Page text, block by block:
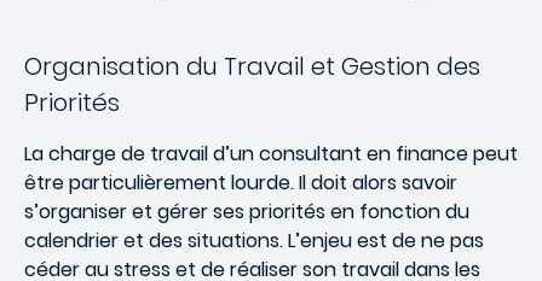
Organisation du Travail et Gestion des
Priorités
La charge de travail d’un consultant en finance peut
être particulièrement lourde. Il doit alors savoir
s’organiser et gérer ses priorités en fonction du
calendrier et des situations. L’enjeu est de ne pas
céder au stress et de réaliser son travail dans les